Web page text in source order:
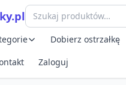
Dobierz ostrzałkę
Zaloguj
produktu